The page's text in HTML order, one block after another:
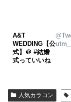
A&T
WEDDING【公
式】＠ #結婚
式っていいね
人気カラコン